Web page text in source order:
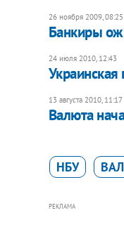
26 ноября 2009, 08:25
Банкиры
24 июля 2010, 12:43
13 августа 2010, 11:17
Валюта
НБУ
РЕКЛАМА